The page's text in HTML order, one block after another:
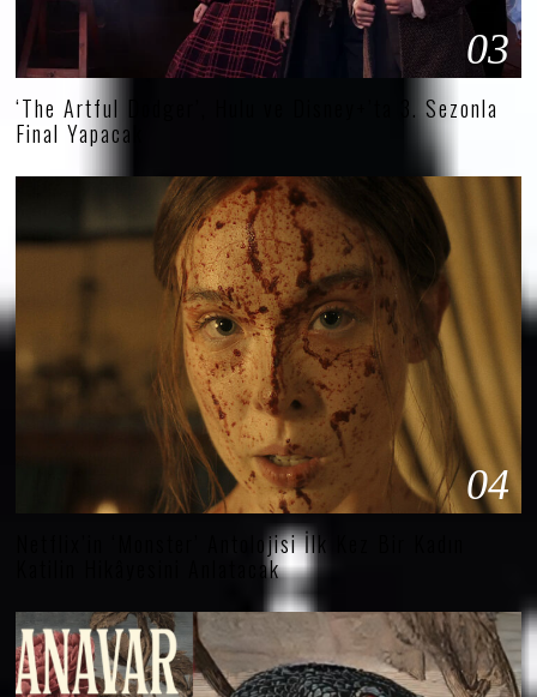
03
‘The Artful Dodger’, Hulu ve Disney+’ta 3. Sezonla
Final Yapacak
04
Netflix’in ‘Monster’ Antolojisi İlk Kez Bir Kadın
Katilin Hikâyesini Anlatacak